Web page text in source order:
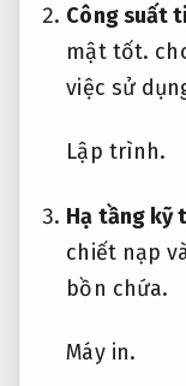
Công suất
mật tốt.
việc sử
Lập trình.
Hạ tầng kỹ
chiết nạp
bồn chứa.
Máy in.